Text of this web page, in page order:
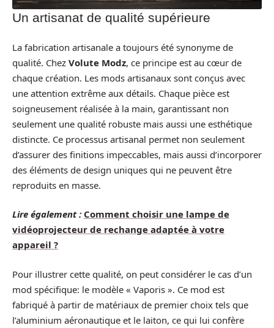
Un artisanat de qualité supérieure
La fabrication artisanale a toujours été synonyme de
qualité. Chez Volute Modz, ce principe est au cœur de
chaque création. Les mods artisanaux sont conçus avec
une attention extrême aux détails. Chaque pièce est
soigneusement réalisée à la main, garantissant non
seulement une qualité robuste mais aussi une esthétique
distincte. Ce processus artisanal permet non seulement
d’assurer des finitions impeccables, mais aussi d’incorporer
des éléments de design uniques qui ne peuvent être
reproduits en masse.
Lire également : Comment choisir une lampe de
vidéoprojecteur de rechange adaptée à votre
appareil ?
Pour illustrer cette qualité, on peut considérer le cas d’un
mod spécifique: le modèle « Vaporis ». Ce mod est
fabriqué à partir de matériaux de premier choix tels que
l’aluminium aéronautique et le laiton, ce qui lui confère